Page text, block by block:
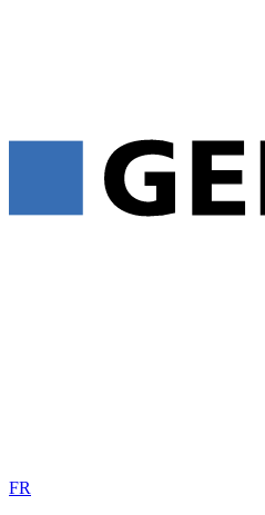
FR